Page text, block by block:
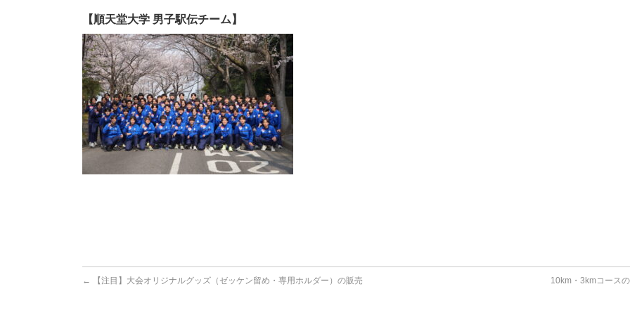
【順天堂大学 男子駅伝チーム】
← 【注目】大会オリジナルグッズ（ゼッケン留め・専用ホルダー）の販売 10km・3kmコース